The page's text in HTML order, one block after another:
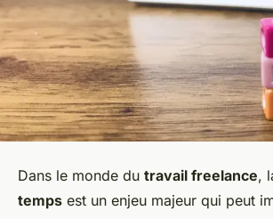
Dans le monde du travail freelance,
temps est un enjeu majeur qui peut